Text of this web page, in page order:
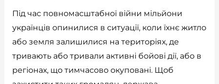
Під час повномасштабної війни мільйони
українців опинилися в ситуації, коли їхнє житло
або земля залишилися на територіях, де
тривають або тривали активні бойові дії, або в
регіонах, що тимчасово окуповані. Щоб